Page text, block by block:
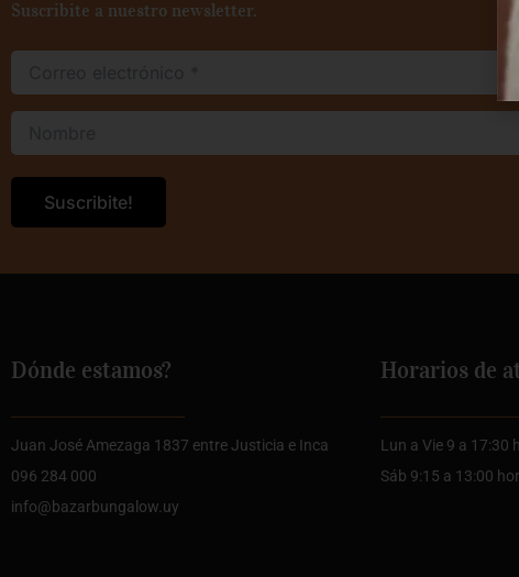
Suscribite a nuestro newsletter.
Dónde estamos?
Juan José Amezaga 1837 entre Justicia e Inca
096 284 000
info@bazarbungalow.uy
Horarios de
Lun a Vie 9 a 17:30
Sáb 9:15 a 13:00